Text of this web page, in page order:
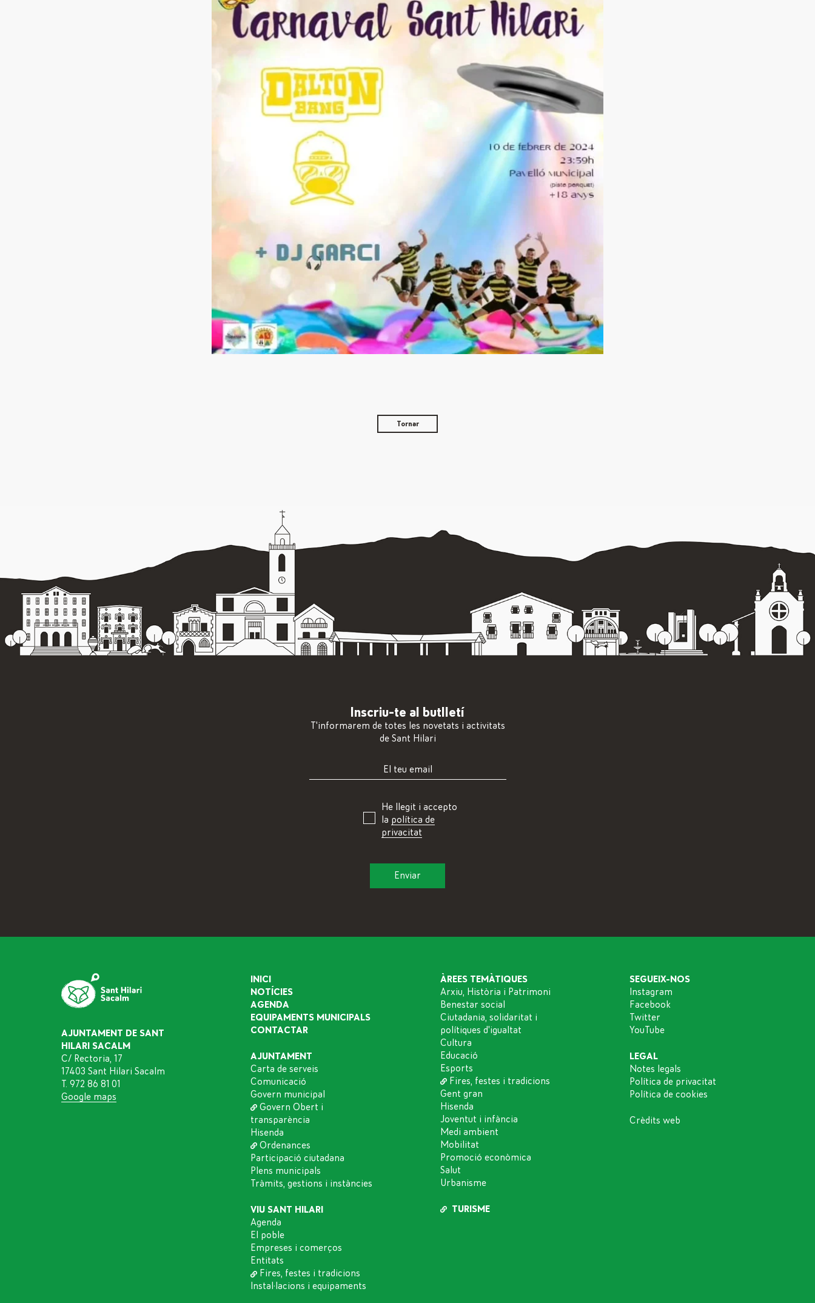
Tornar
Inscriu-te al butlletí
T'informarem de totes les novetats i activitats
de Sant Hilari
He llegit i accepto
la política de
privacitat
AJUNTAMENT DE SANT
HILARI SACALM
C/ Rectoria, 17
17403 Sant Hilari Sacalm
T. 972 86 81 01
Google maps
INICI
NOTÍCIES
AGENDA
EQUIPAMENTS MUNICIPALS
CONTACTAR
AJUNTAMENT
Carta de serveis
Comunicació
Govern municipal
Govern Obert i
transparència
Hisenda
Ordenances
Participació ciutadana
Plens municipals
Tràmits, gestions i instàncies
VIU SANT HILARI
Agenda
El poble
Empreses i comerços
Entitats
Fires, festes i tradicions
Instal·lacions i equipaments
ÀREES TEMÀTIQUES
Arxiu, Història i Patrimoni
Benestar social
Ciutadania, solidaritat i
polítiques d'igualtat
Cultura
Educació
Esports
Fires, festes i tradicions
Gent gran
Hisenda
Joventut i infància
Medi ambient
Mobilitat
Promoció econòmica
Salut
Urbanisme
TURISME
SEGUEIX-NOS
Instagram
Facebook
Twitter
YouTube
LEGAL
Notes legals
Política de privacitat
Política de cookies
Crèdits web